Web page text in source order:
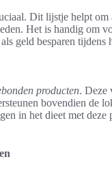
Dit lijstje helpt om
Het is handig om
geld besparen tijdens
producten. Deze
bovendien de
in het dieet met